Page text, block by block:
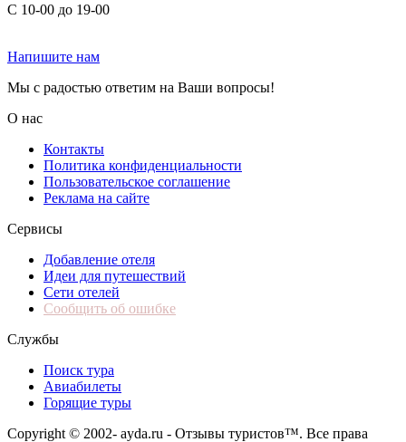
С 10-00 до 19-00
Напишите нам
Мы с радостью ответим на Ваши вопросы!
О нас
Контакты
Политика конфиденциальности
Пользовательское соглашение
Реклама на сайте
Сервисы
Добавление отеля
Идеи для путешествий
Сети отелей
Сообщить об ошибке
Службы
Поиск тура
Авиабилеты
Горящие туры
Copyright © 2002- ayda.ru - Отзывы туристов™. Все права